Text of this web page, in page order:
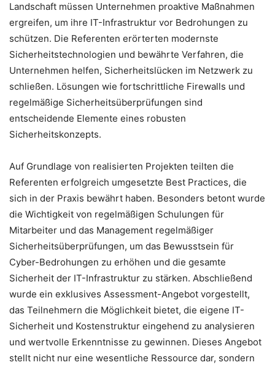
Landschaft müssen Unternehmen proaktive Maßnahmen
ergreifen, um ihre IT-Infrastruktur vor Bedrohungen zu
schützen. Die Referenten erörterten modernste
Sicherheitstechnologien und bewährte Verfahren, die
Unternehmen helfen, Sicherheitslücken im Netzwerk zu
schließen. Lösungen wie fortschrittliche Firewalls und
regelmäßige Sicherheitsüberprüfungen sind
entscheidende Elemente eines robusten
Sicherheitskonzepts.
Auf Grundlage von realisierten Projekten teilten die
Referenten erfolgreich umgesetzte Best Practices, die
sich in der Praxis bewährt haben. Besonders betont wurde
die Wichtigkeit von regelmäßigen Schulungen für
Mitarbeiter und das Management regelmäßiger
Sicherheitsüberprüfungen, um das Bewusstsein für
Cyber-Bedrohungen zu erhöhen und die gesamte
Sicherheit der IT-Infrastruktur zu stärken. Abschließend
wurde ein exklusives Assessment-Angebot vorgestellt,
das Teilnehmern die Möglichkeit bietet, die eigene IT-
Sicherheit und Kostenstruktur eingehend zu analysieren
und wertvolle Erkenntnisse zu gewinnen. Dieses Angebot
stellt nicht nur eine wesentliche Ressource dar, sondern